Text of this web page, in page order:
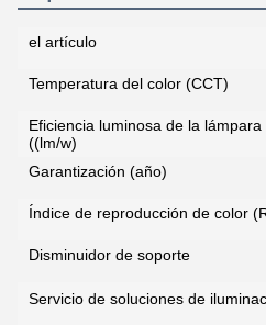
el artículo
Temperatura del color (CCT)
Eficiencia luminosa de la lámpara
((lm/w)
Garantización (año)
Índice de reproducción de color
Disminuidor de soporte
Servicio de soluciones de